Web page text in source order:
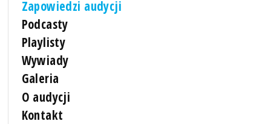
Zapowiedzi audycji
Podcasty
Playlisty
Wywiady
Galeria
O audycji
Kontakt